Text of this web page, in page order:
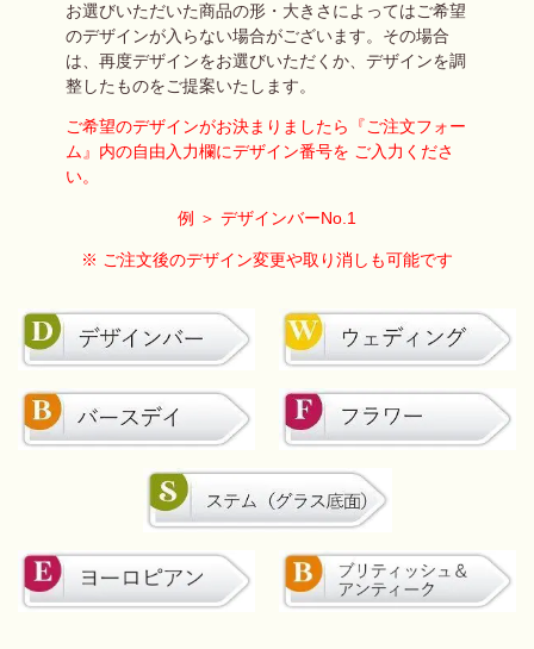
お選びいただいた商品の形・大きさによってはご希望
のデザインが入らない場合がございます。 その場合
は、再度デザインをお選びいただくか、デザインを調
整したものをご提案いたします。
ご希望のデザインがお決まりましたら
『ご注文フォー
ム』内の自由入力欄にデザイン番号を ご入力くださ
い。
例 ＞ デザインバーNo.1
※ ご注文後のデザイン変更や取り消しも可能です